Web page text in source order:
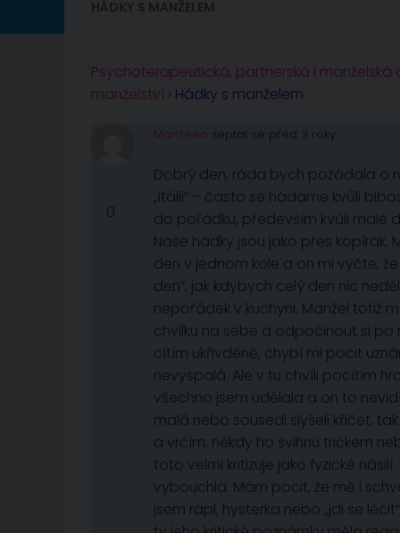
Psychoterapeutická, partnerská i
manželství › Hádky s manželem
0
Manželka zeptal se před 3 roky
Dobrý den, ráda bych požádala o
„itálii“ – často se hádáme kvůli
do pořádku, především kvůli malé
Naše hádky jsou jako přes
den v jednom kole a on mi vyčte,
den“, jak kdybych celý den nic
nepořádek v kuchyni. Manžel totiž
chvilku na sebe a odpočinout si po
cítím ukřivděně, chybí mi pocit
nevyspalá. Ale v tu chvíli pocítím
všechno jsem udělala a on to
malá nebo sousedi slyšeli křičet,
a vrčím, někdy ho švihnu tričkem
toto velmi kritizuje jako fyzické
vybouchla. Mám pocit, že mě i
jsem rapl, hysterka nebo „jdi se